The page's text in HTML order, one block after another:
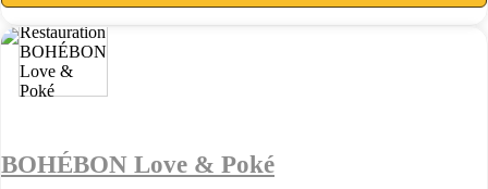
BOHÉBON Love & Poké